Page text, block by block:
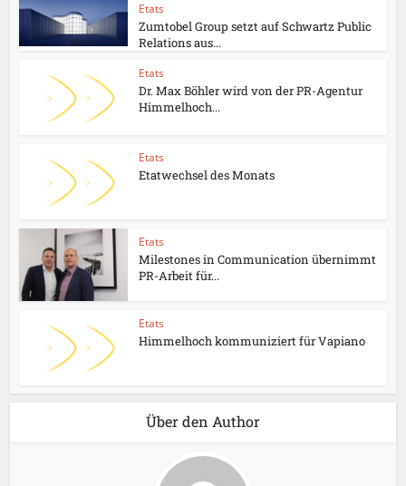
Etats
Zumtobel Group setzt auf Schwartz Public
Relations aus...
Etats
Dr. Max Böhler wird von der PR-Agentur
Himmelhoch...
Etats
Etatwechsel des Monats
Etats
Milestones in Communication übernimmt
PR-Arbeit für...
Etats
Himmelhoch kommuniziert für Vapiano
Über den Author